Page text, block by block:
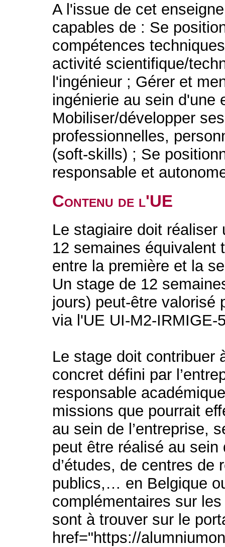
A l'issue de cet
capables de : Se
compétences
activité scientifique/
l'ingénieur ; Gérer et
ingénierie au sein d'une
Mobiliser/développer
professionnelles,
(soft-skills) ; Se
responsable et
Contenu de l'UE
Le stagiaire doit
12 semaines équivalent
entre la première et la
Un stage de 12
jours) peut-être valorisé
via l'UE UI-M2-IRMIGE-
Le stage doit contribuer
concret défini par
responsable
missions que pourrait
au sein de l’entreprise,
peut être réalisé au sein
d’études, de centres de
publics,… en Belgique
complémentaires sur
sont à trouver sur le
href="https://